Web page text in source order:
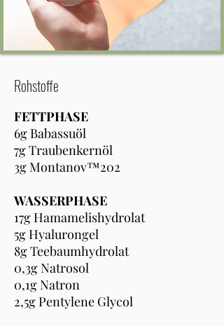
Rohstoffe
FETTPHASE
6g Babassuöl
7g Traubenkernöl
3g Montanov™202
WASSERPHASE
17g Hamamelishydrolat
5g Hyalurongel
8g Teebaumhydrolat
0,3g Natrosol
0,1g Natron
2,5g Pentylene Glycol